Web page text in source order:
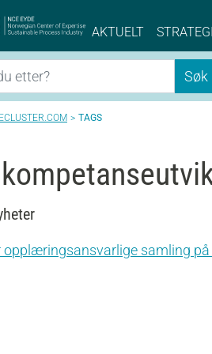
Eyde-Cluster |
AKTUELT
Søk
TAGS
opplæringsansvarlige samling på